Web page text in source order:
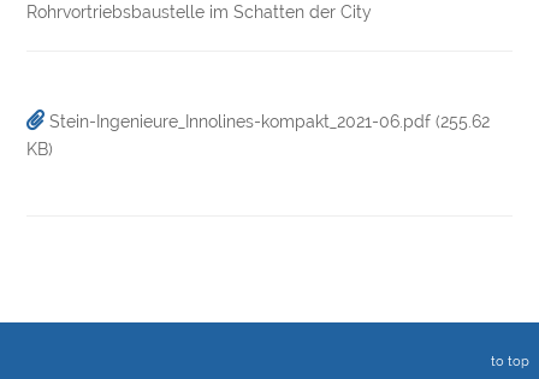
Rohrvortriebsbaustelle im Schatten der City
Stein-Ingenieure_Innolines-kompakt_2021-06.pdf (255.62
KB)
to top